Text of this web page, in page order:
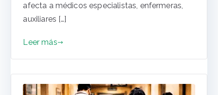
afecta a médicos especialistas, enfermeras,
auxiliares […]
Leer más